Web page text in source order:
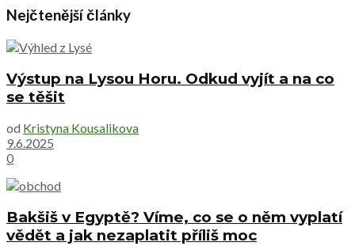
Nejčtenější články
Výstup na Lysou Horu. Odkud vyjít a na co
se těšit
od Kristyna Kousalikova
9.6.2025
0
Bakšiš v Egyptě? Víme, co se o něm vyplatí
vědět a jak nezaplatit příliš moc